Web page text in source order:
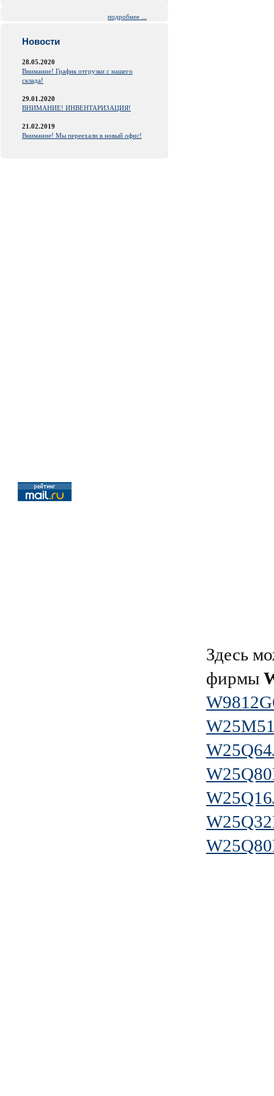
подробнее ...
Новости
28.05.2020
Внимание! График отгрузки с нашего
склада!
29.01.2020
ВНИМАНИЕ! ИНВЕНТАРИЗАЦИЯ!
21.02.2019
Внимание! Мы переехали в новый офис!
Здесь
фирмы